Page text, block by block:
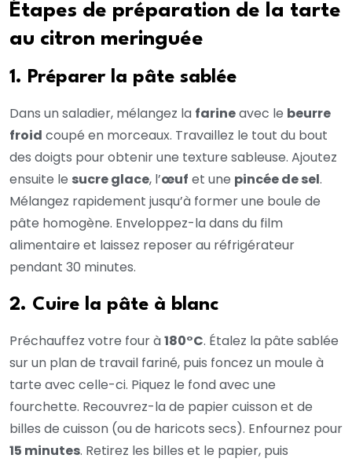
Étapes de préparation de la tarte
au citron meringuée
1. Préparer la pâte sablée
Dans un saladier, mélangez la farineavec le beurre
froid coupé en morceaux. Travaillez le tout du bout
des doigts pour obtenir une texture sableuse. Ajoutez
ensuite le sucre glace, l’œuf et une pincée de sel.
Mélangez rapidement jusqu’à former une boule de
pâte homogène. Enveloppez-la dans du film
alimentaire et laissez reposer au réfrigérateur
pendant 30 minutes.
2. Cuire la pâte à blanc
Préchauffez votre four à180°C. Étalez la pâte sablée
sur un plan de travail fariné, puis foncez un moule à
tarte avec celle-ci. Piquez le fond avec une
fourchette. Recouvrez-la de papier cuisson et de
billes de cuisson (ou de haricots secs). Enfournez pour
15 minutes. Retirez les billes et le papier, puis